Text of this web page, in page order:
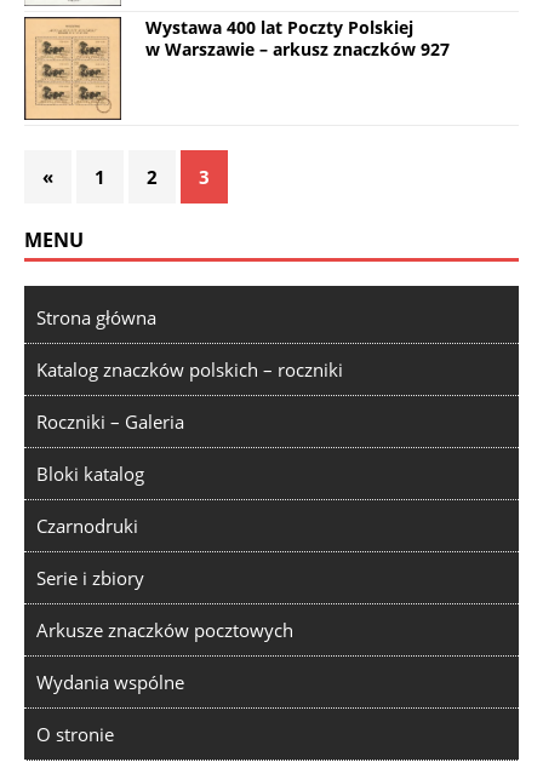
Wystawa 400 lat Poczty Polskiej
w Warszawie – arkusz znaczków 927
« 1 2 3
MENU
Strona główna
Katalog znaczków polskich – roczniki
Roczniki – Galeria
Bloki katalog
Czarnodruki
Serie i zbiory
Arkusze znaczków pocztowych
Wydania wspólne
O stronie